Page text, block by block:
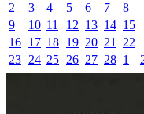
2
3 4 5 6 7
8
9
10 11 12 13 14 15
16 17 18 19 20 21
22
23 24 25 26 27 28 1